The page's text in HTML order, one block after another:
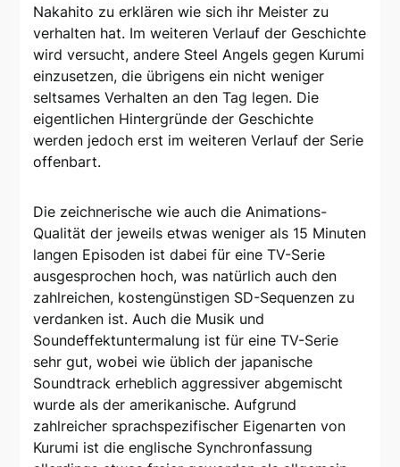
Nakahito zu erklären wie sich ihr Meister zu
verhalten hat. Im weiteren Verlauf der Geschichte
wird versucht, andere Steel Angels gegen Kurumi
einzusetzen, die übrigens ein nicht weniger
seltsames Verhalten an den Tag legen. Die
eigentlichen Hintergründe der Geschichte
werden jedoch erst im weiteren Verlauf der Serie
offenbart.
Die zeichnerische wie auch die Animations-
Qualität der jeweils etwas weniger als 15 Minuten
langen Episoden ist dabei für eine TV-Serie
ausgesprochen hoch, was natürlich auch den
zahlreichen, kostengünstigen SD-Sequenzen zu
verdanken ist. Auch die Musik und
Soundeffektuntermalung ist für eine TV-Serie
sehr gut, wobei wie üblich der japanische
Soundtrack erheblich aggressiver abgemischt
wurde als der amerikanische. Aufgrund
zahlreicher sprachspezifischer Eigenarten von
Kurumi ist die englische Synchronfassung